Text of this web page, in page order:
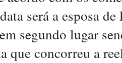
será a esposa
segundo lugar
que concorreu a